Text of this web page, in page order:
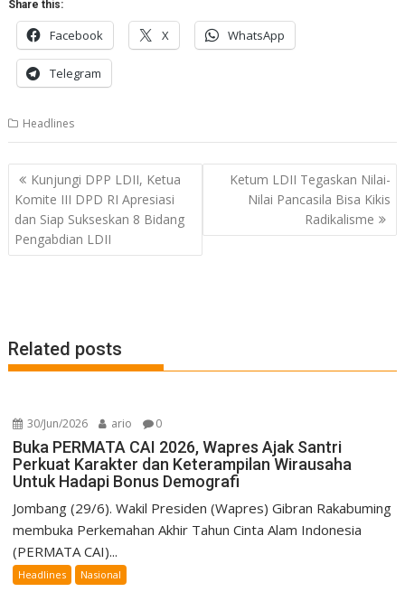
Share this:
Facebook X WhatsApp
Telegram
Headlines
Post
navigation
Kunjungi DPP LDII, Ketua
Komite III DPD RI Apresiasi
dan Siap Sukseskan 8 Bidang
Pengabdian LDII
Ketum LDII Tegaskan Nilai-
Nilai Pancasila Bisa Kikis
Radikalisme
Related posts
30/Jun/2026 ario 0
Buka PERMATA CAI 2026, Wapres Ajak Santri
Perkuat Karakter dan Keterampilan Wirausaha
Untuk Hadapi Bonus Demografi
Jombang (29/6). Wakil Presiden (Wapres) Gibran Rakabuming
membuka Perkemahan Akhir Tahun Cinta Alam Indonesia
(PERMATA CAI)...
Headlines Nasional